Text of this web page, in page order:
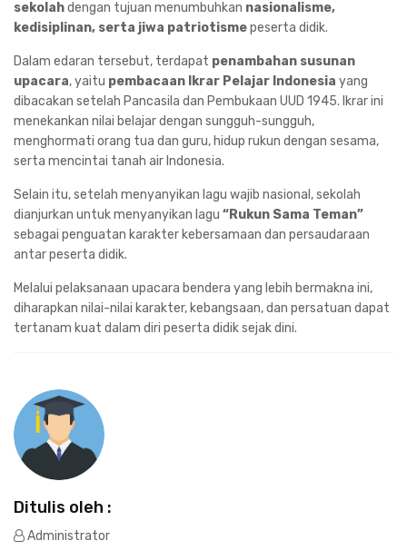
sekolahdengan tujuan menumbuhkan nasionalisme,
kedisiplinan, serta jiwa patriotismepeserta didik.
Dalam edaran tersebut, terdapat penambahan susunan
upacara, yaitu pembacaan Ikrar Pelajar Indonesia yang
dibacakan setelah Pancasila dan Pembukaan UUD 1945. Ikrar ini
menekankan nilai belajar dengan sungguh-sungguh,
menghormati orang tua dan guru, hidup rukun dengan sesama,
serta mencintai tanah air Indonesia.
Selain itu, setelah menyanyikan lagu wajib nasional, sekolah
dianjurkan untuk menyanyikan lagu “Rukun Sama Teman”
sebagai penguatan karakter kebersamaan dan persaudaraan
antar peserta didik.
Melalui pelaksanaan upacara bendera yang lebih bermakna ini,
diharapkan nilai-nilai karakter, kebangsaan, dan persatuan dapat
tertanam kuat dalam diri peserta didik sejak dini.
Ditulis oleh :
Administrator